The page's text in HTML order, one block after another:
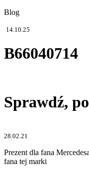
Blog
14.10.25
B66040714
Sprawdź,
28.02.21
Prezent dla fana
fana tej marki